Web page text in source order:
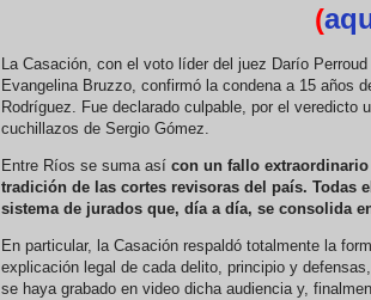
(
La Casación, con el voto líder del juez Darío
Evangelina Bruzzo, confirmó la condena a 15 años
Rodríguez. Fue declarado culpable, por el veredicto
cuchillazos de Sergio Gómez.
Entre Ríos se suma así con un fallo
tradición de las cortes revisoras del país. Todas
sistema de jurados que, día a día, se consolida
En particular, la Casación respaldó totalmente la
explicación legal de cada delito, principio y
se haya grabado en video dicha audiencia y,